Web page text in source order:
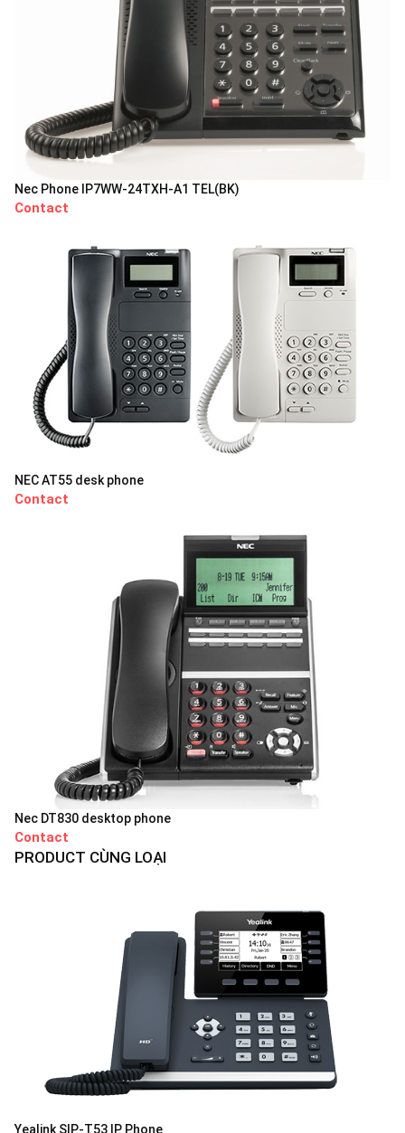
Nec Phone IP7WW-24TXH-A1 TEL(BK)
Contact
NEC AT55 desk phone
Contact
Nec DT830 desktop phone
Contact
PRODUCT CÙNG LOẠI
Yealink SIP-T53 IP Phone